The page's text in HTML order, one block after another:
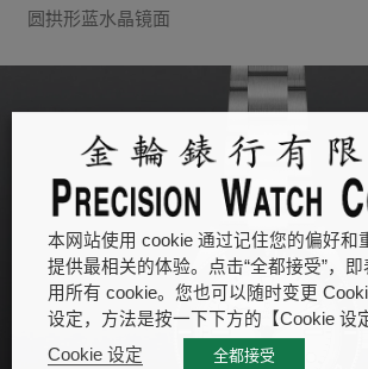
圆拱形蓝水晶镜面
本网站使用 cookie 通过记住您的偏好和
提供最相关的体验。点击“全都接受”，
用所有 cookie。您也可以随时变更
设定，方法是按一下下方的【Cookie 设
Cookie 设定
全都接受